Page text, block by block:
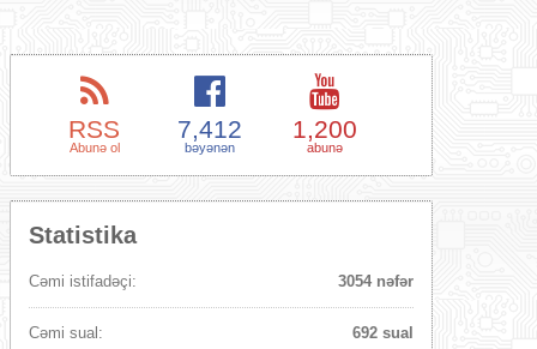
RSS
Abunə ol
7,412
bəyənən
1,200
abunə
Statistika
Cəmi istifadəçi: 3054 nəfər
Cəmi sual: 692 sual